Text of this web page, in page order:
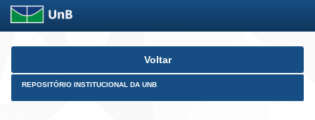
Skip
Voltar
REPOSITÓRIO INSTITUCIONAL DA UNB